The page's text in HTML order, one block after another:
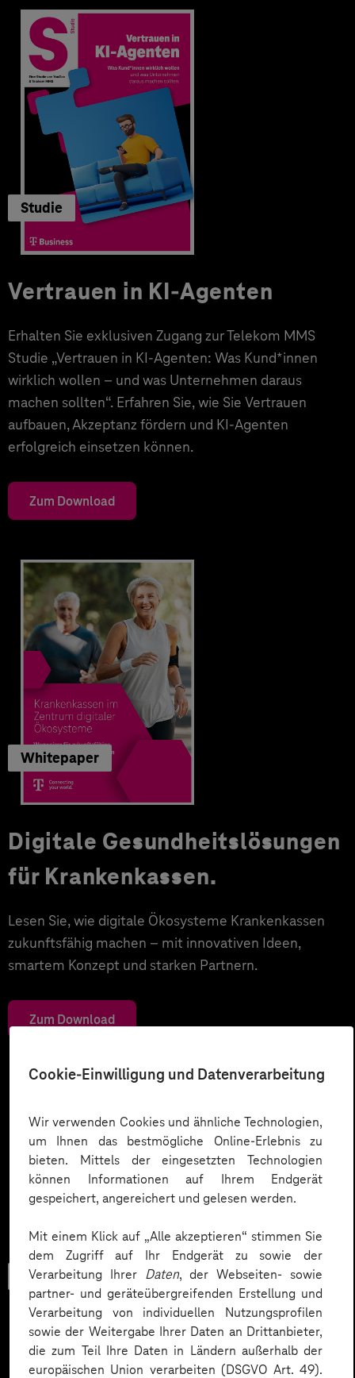
Cookie-Einwilligung und Datenverarbeitung
Wir verwenden Cookies und ähnliche Technologien,
um Ihnen das bestmögliche Online-Erlebnis zu
bieten. Mittels der eingesetzten Technologien
können Informationen auf Ihrem Endgerät
gespeichert, angereichert und gelesen werden.
Mit einem Klick auf „Alle akzeptieren“ stimmen Sie
dem Zugriff auf Ihr Endgerät zu sowie der
Verarbeitung Ihrer Daten, der Webseiten- sowie
partner- und geräteübergreifenden Erstellung und
Verarbeitung von individuellen Nutzungsprofilen
sowie der Weitergabe Ihrer Daten an Drittanbieter,
die zum Teil Ihre Daten in Ländern außerhalb der
europäischen Union verarbeiten (DSGVO Art. 49).
Studie
Vertrauen in KI-Agenten
Erhalten Sie exklusiven Zugang zur Telekom MMS
Studie „Vertrauen in KI-Agenten: Was Kund*innen
wirklich wollen – und was Unternehmen daraus
machen sollten“. Erfahren Sie, wie Sie Vertrauen
aufbauen, Akzeptanz fördern und KI-Agenten
erfolgreich einsetzen können.
Zum Download
Whitepaper
Digitale Gesundheitslösungen
für Krankenkassen.
Lesen Sie, wie digitale Ökosysteme Krankenkassen
zukunftsfähig machen – mit innovativen Ideen,
smartem Konzept und starken Partnern.
Zum Download
Checkliste
Datenschutz in KI-Projekten